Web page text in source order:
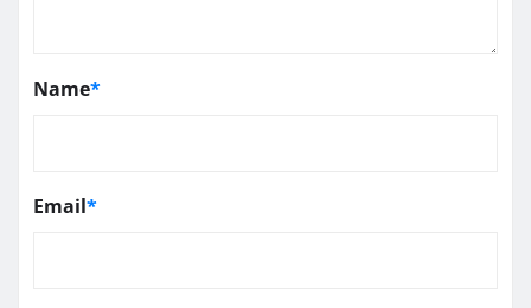
Name*
Email*